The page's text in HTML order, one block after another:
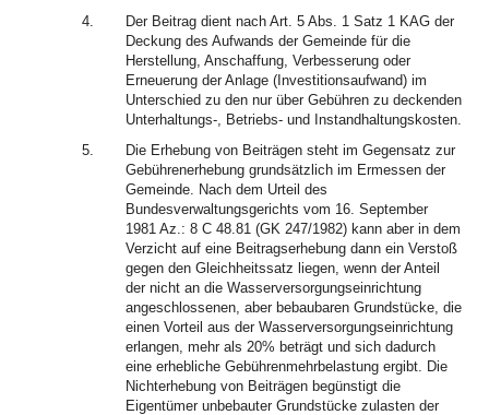
4.
Der Beitrag dient nach Art. 5 Abs. 1 Satz 1 KAG der
Deckung des Aufwands der Gemeinde für die
Herstellung, Anschaffung, Verbesserung oder
Erneuerung der Anlage (Investitionsaufwand) im
Unterschied zu den nur über Gebühren zu deckenden
Unterhaltungs-, Betriebs- und Instandhaltungskosten.
5.
Die Erhebung von Beiträgen steht im Gegensatz zur
Gebührenerhebung grundsätzlich im Ermessen der
Gemeinde. Nach dem Urteil des
Bundesverwaltungsgerichts vom 16. September
1981 Az.: 8 C 48.81 (GK 247/1982) kann aber in dem
Verzicht auf eine Beitragserhebung dann ein Verstoß
gegen den Gleichheitssatz liegen, wenn der Anteil
der nicht an die Wasserversorgungseinrichtung
angeschlossenen, aber bebaubaren Grundstücke, die
einen Vorteil aus der Wasserversorgungseinrichtung
erlangen, mehr als 20% beträgt und sich dadurch
eine erhebliche Gebührenmehrbelastung ergibt. Die
Nichterhebung von Beiträgen begünstigt die
Eigentümer unbebauter Grundstücke zulasten der